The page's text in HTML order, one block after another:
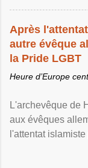
Après
autre évêque
la Pride LGBT
Heure d’Europe
L'archevêque de
aux évêques
l'attentat